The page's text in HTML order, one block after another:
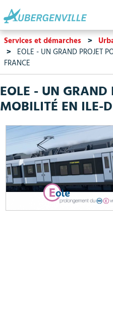
Services et démarches
EOLE - UN GRAND PROJET
FRANCE
EOLE - UN GRAND
MOBILITÉ EN ILE-